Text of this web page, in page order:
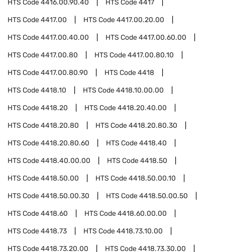
HTS Code4416.00.90.40 HTS Code4417
HTS Code4417.00 HTS Code4417.00.20.00
HTS Code4417.00.40.00 HTS Code4417.00.60.00
HTS Code4417.00.80 HTS Code4417.00.80.10
HTS Code4417.00.80.90 HTS Code4418
HTS Code4418.10 HTS Code4418.10.00.00
HTS Code4418.20 HTS Code4418.20.40.00
HTS Code4418.20.80 HTS Code4418.20.80.30
HTS Code4418.20.80.60 HTS Code4418.40
HTS Code4418.40.00.00 HTS Code4418.50
HTS Code4418.50.00 HTS Code4418.50.00.10
HTS Code4418.50.00.30 HTS Code4418.50.00.50
HTS Code4418.60 HTS Code4418.60.00.00
HTS Code4418.73 HTS Code4418.73.10.00
HTS Code4418.73.20.00 HTS Code4418.73.30.00